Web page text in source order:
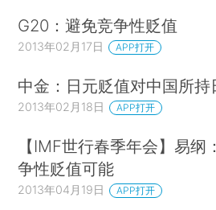
G20：避免竞争性贬值
2013年02月17日 APP打开
中金：日元贬值对中国所持
2013年02月18日 APP打开
【IMF世行春季年会】易纲
争性贬值可能
2013年04月19日 APP打开